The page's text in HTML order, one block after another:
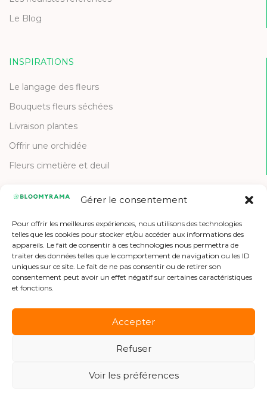
Gérer le consentement
Pour offrir les meilleures expériences, nous utilisons des technologies
telles que les cookies pour stocker et/ou accéder aux informations des
appareils. Le fait de consentir à ces technologies nous permettra de
traiter des données telles que le comportement de navigation ou les ID
uniques sur ce site. Le fait de ne pas consentir ou de retirer son
consentement peut avoir un effet négatif sur certaines caractéristiques
et fonctions.
Accepter
Refuser
Voir les préférences
Le Blog
INSPIRATIONS
Le langage des fleurs
Bouquets fleurs séchées
Livraison plantes
Offrir une orchidée
Fleurs cimetière et deuil
Contactez-nous
Etre référencé
Offres d'emploi